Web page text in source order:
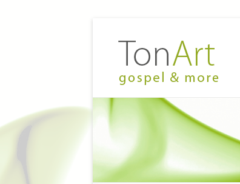
TonArt
gospel
&
more
Mein Chor
Hannover-
Linden